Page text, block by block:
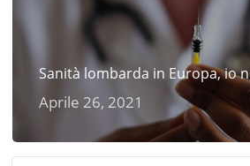
Sanità lombarda in Europa, io
Aprile 26, 2021